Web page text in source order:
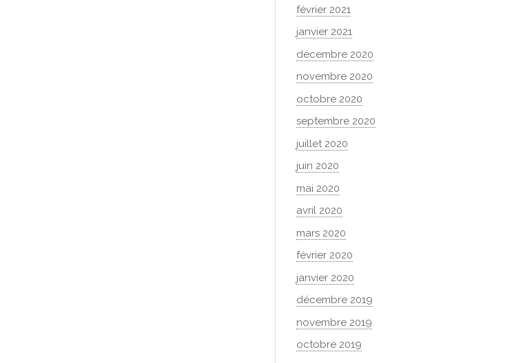
février 2021
janvier 2021
décembre 2020
novembre 2020
octobre 2020
septembre 2020
juillet 2020
juin 2020
mai 2020
avril 2020
mars 2020
février 2020
janvier 2020
décembre 2019
novembre 2019
octobre 2019